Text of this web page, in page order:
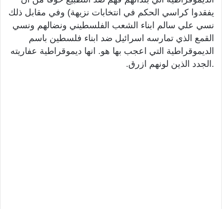
يفقدوا كراسي الحكم في انتخابات نزيهة) وفي مقابل ذلك
نسي علي سالم ابناء الشعب الفلسطيني ونضالهم ونسي
القمع الذي تمارسه اسرائيل ضد ابناء فلسطين باسم
الديموقراطية التي اعجب بها هو. انها ديموقراطية عفاريته
.الجدد الذين لونهم ازرق.